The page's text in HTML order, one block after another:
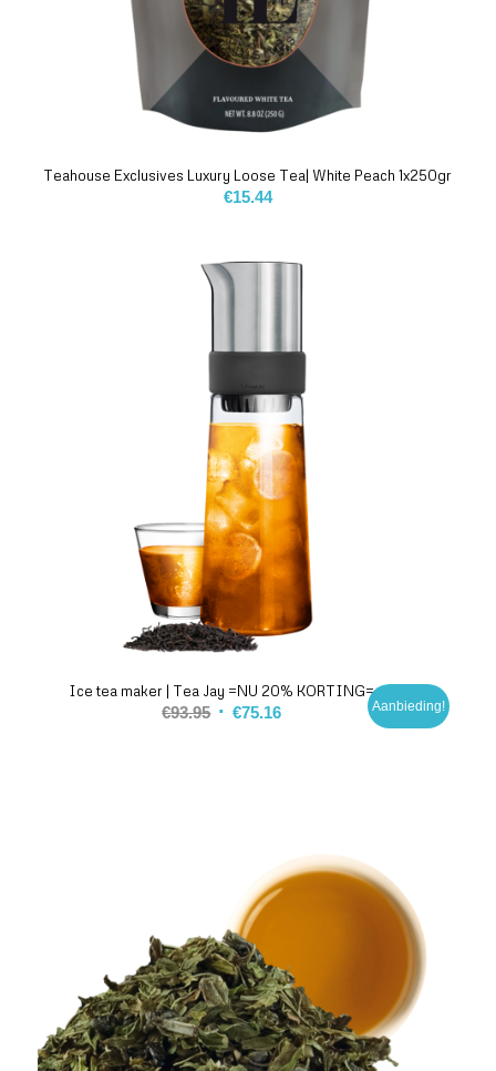
Teahouse Exclusives Luxury Loose Tea| White Peach 1x250gr
€15.44
Ice tea maker | Tea Jay =NU 20% KORTING=
€93.95 €75.16 Aanbieding!